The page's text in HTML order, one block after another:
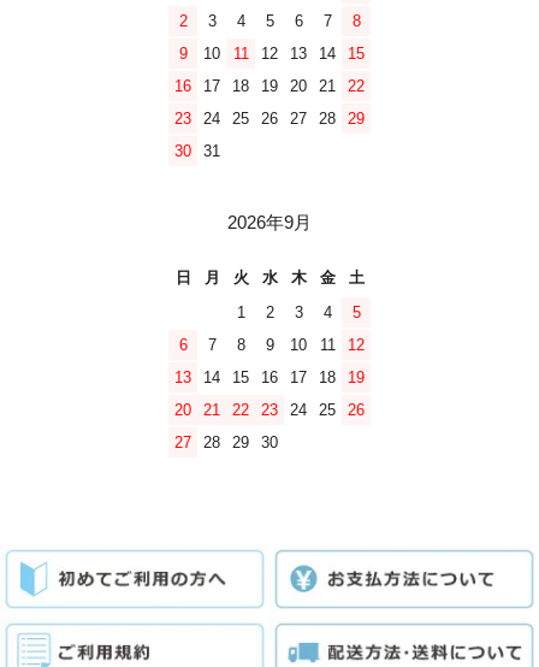
2
3 4 5 6 7
8
9
10 11 12 13 14
15
16
17 18 19 20 21
22
23
24 25 26 27 28
29
30
31
2026年9月
日 月 火 水 木 金
土
1
2 3 4
5
6
7 8 9 10 11
12
13
14 15 16 17 18
19
20
21 22 23 24 25
26
27
28 29 30